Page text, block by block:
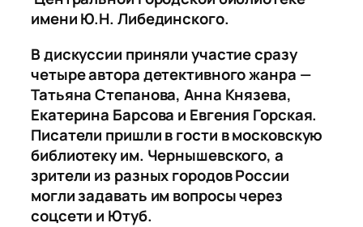
имени Ю.Н. Либединского.
В дискуссии приняли участие сразу
четыре автора детективного жанра —
Татьяна Степанова, Анна Князева,
Екатерина Барсова и Евгения Горская.
Писатели пришли в гости в московскую
библиотеку им. Чернышевского, а
зрители из разных городов России
могли задавать им вопросы через
соцсети и Ютуб.